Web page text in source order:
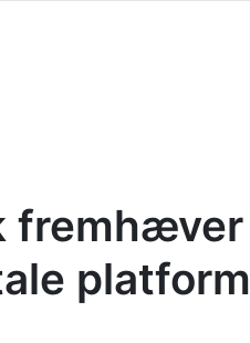
fremhæver
platform